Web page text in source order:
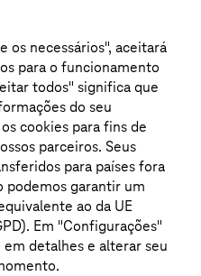
de um
processo de migração
de negócios e os
são implementadas
seguida, são elaborados o
em conformidade
Na fase de
Cloud Migration Factory
de Sprints para
definidas para a AWS. A
em que ajudamos as
correto,
operacional.
os necessários", aceitará
para o funcionamento
todos" significa que
do seu
cookies para fins de
parceiros. Seus
para países fora
podemos garantir um
ao da UE
Em "Configurações"
detalhes e alterar seu